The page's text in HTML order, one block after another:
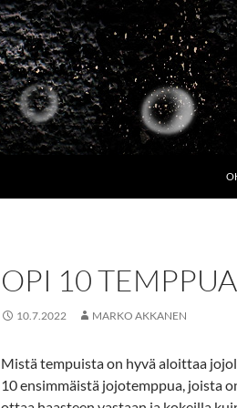
OPI 10
10.7.2022 MARKO AKKANEN
Mistä tempuista on hyvä aloittaa
10 ensimmäistä jojotemppua, joista